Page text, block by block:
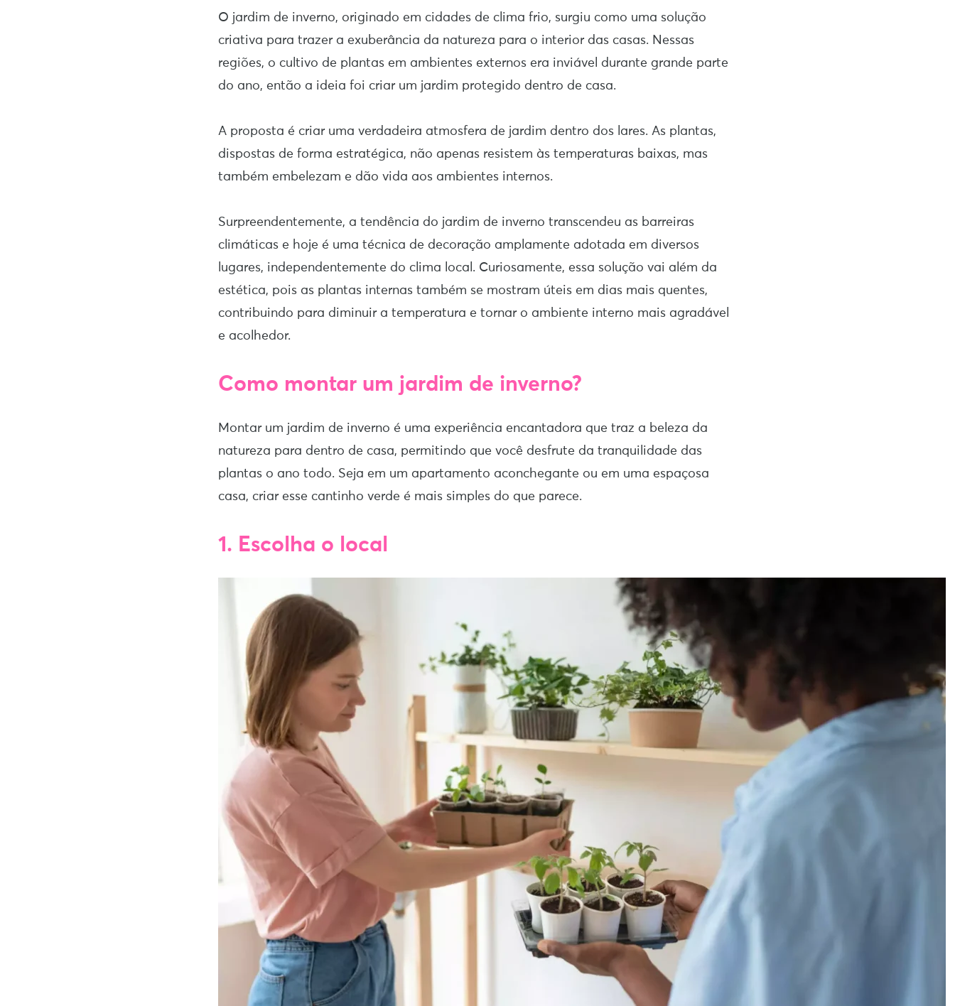
O jardim de inverno, originado em cidades de clima frio, surgiu como uma solução
criativa para trazer a exuberância da natureza para o interior das casas. Nessas
regiões, o cultivo de plantas em ambientes externos era inviável durante grande parte
do ano, então a ideia foi criar um jardim protegido dentro de casa.
A proposta é criar uma verdadeira atmosfera de jardim dentro dos lares. As plantas,
dispostas de forma estratégica, não apenas resistem às temperaturas baixas, mas
também embelezam e dão vida aos ambientes internos.
Surpreendentemente, a tendência do jardim de inverno transcendeu as barreiras
climáticas e hoje é uma técnica de decoração amplamente adotada em diversos
lugares, independentemente do clima local. Curiosamente, essa solução vai além da
estética, pois as plantas internas também se mostram úteis em dias mais quentes,
contribuindo para diminuir a temperatura e tornar o ambiente interno mais agradável
e acolhedor.
Como montar um jardim de inverno?
Montar um jardim de inverno é uma experiência encantadora que traz a beleza da
natureza para dentro de casa, permitindo que você desfrute da tranquilidade das
plantas o ano todo. Seja em um apartamento aconchegante ou em uma espaçosa
casa, criar esse cantinho verde é mais simples do que parece.
1. Escolha o local